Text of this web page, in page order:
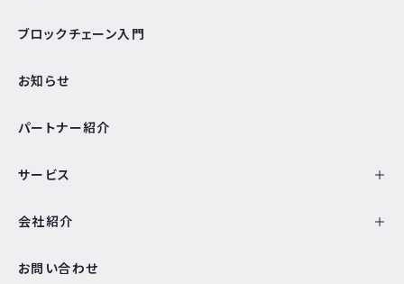
ブロックチェーン入門
お知らせ
パートナー紹介
サービス
会社紹介
お問い合わせ